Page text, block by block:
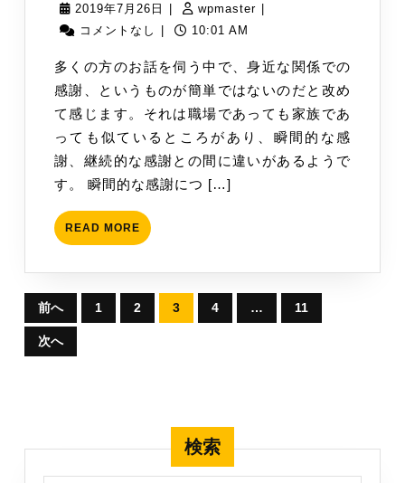
な
う
感
謝
の
2019年7月26日
2019
年
月
26
日
wpmaster wpmaster
コメントなし
10:01 AM
多くの方のお話を伺う中で、身近な関係での
感謝、というものが簡単ではないのだと改め
て感じます。それは職場であっても家族であ
っても似ているところがあり、瞬間的な感
謝、継続的な感謝との間に違いがあるようで
す。 瞬間的な感謝につ […]
READ MORE READ
MORE
投
稿
の
前へ 1 2 3 4 … 11
次へ
検索